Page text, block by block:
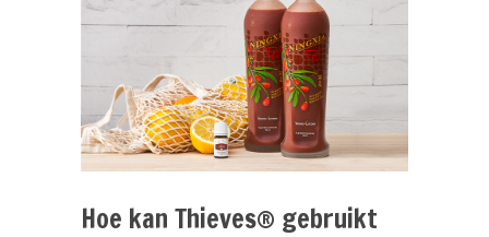
Hoe kan Thieves® gebruikt